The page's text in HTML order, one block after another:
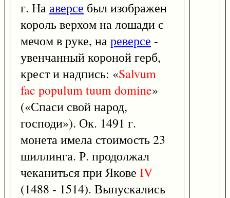
г. Нааверсе был изображен
король верхом на лошади с
мечом в руке, нареверсе -
увенчанный короной герб,
крест и надпись: «Salvum
fac populumtuumdomine»
(«Спаси свой народ,
господи»). Ок. 1491 г.
монета имела стоимость 23
шиллинга. Р. продолжал
чеканиться при Якове IV
(1488 - 1514). Выпускались